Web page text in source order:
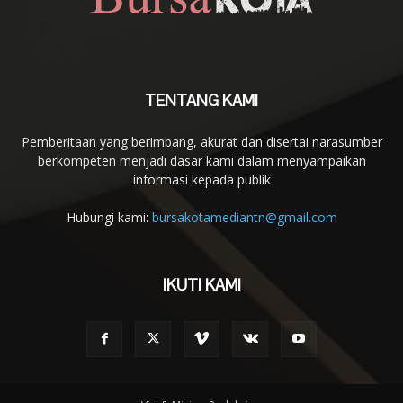
TENTANG KAMI
Pemberitaan yang berimbang, akurat dan disertai narasumber
berkompeten menjadi dasar kami dalam menyampaikan
informasi kepada publik
Hubungi kami: bursakotamediantn@gmail.com
IKUTI KAMI